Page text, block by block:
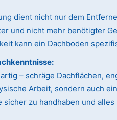
dient nicht nur dem
und nicht mehr benötigter
kann ein Dachboden
– schräge Dachflächen,
Arbeit, sondern auch
sicher zu handhaben und